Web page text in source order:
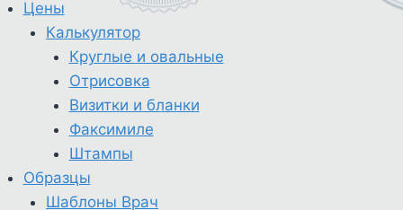
Цены
Калькулятор
Круглые и овальные
Отрисовка
Визитки и бланки
Факсимиле
Штампы
Образцы
Шаблоны Врач